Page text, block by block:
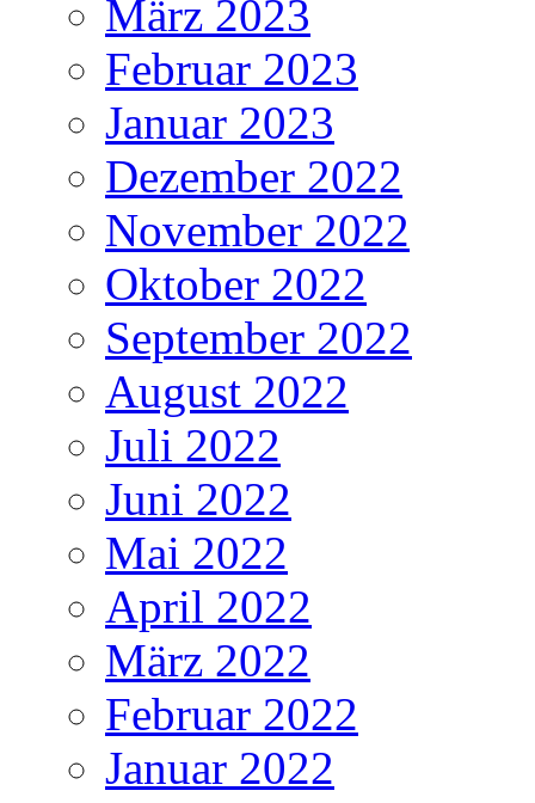
März 2023
Februar 2023
Januar 2023
Dezember 2022
November 2022
Oktober 2022
September 2022
August 2022
Juli 2022
Juni 2022
Mai 2022
April 2022
März 2022
Februar 2022
Januar 2022